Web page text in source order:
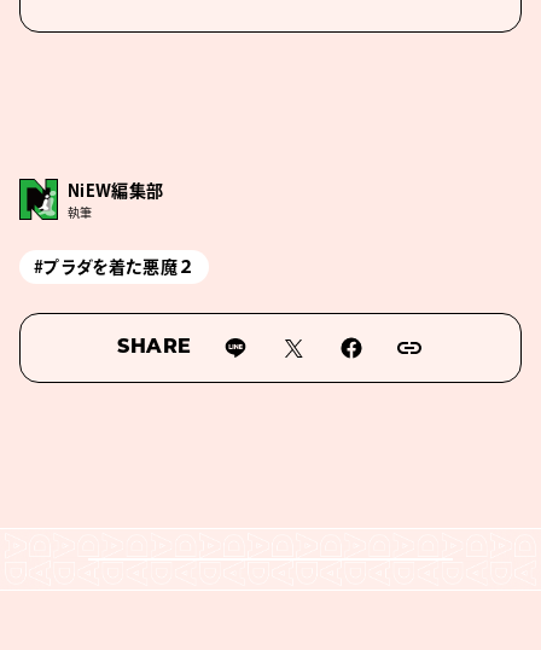
NiEW編集部
執筆
#プラダを着た悪魔２
SHARE